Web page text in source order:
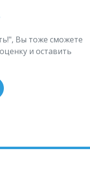
Вы тоже сможете
и оставить